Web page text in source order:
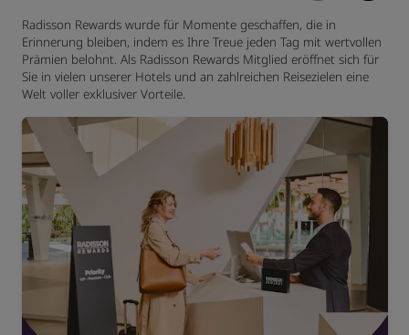
Radisson Rewards wurde für Momente geschaffen, die in
Erinnerung bleiben, indem es Ihre Treue jeden Tag mit wertvollen
Prämien belohnt. Als Radisson Rewards Mitglied eröffnet sich für
Sie in vielen unserer Hotels und an zahlreichen Reisezielen eine
Welt voller exklusiver Vorteile.